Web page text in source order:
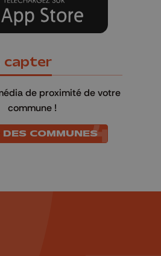
capter
de proximité de votre
commune !
COMMUNES